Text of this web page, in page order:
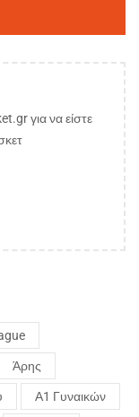
για να είστε
Άρης
Α1 Γυναικών